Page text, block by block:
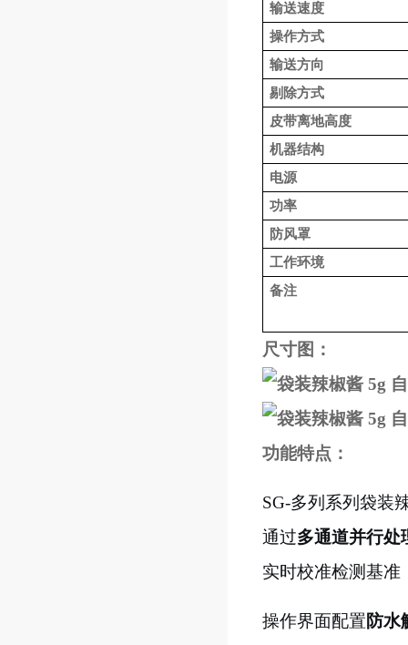
输送速度
操作方式
输送方向
剔除方式
皮带离地高度
机器结构
电源
功率
防风罩
工作环境
备注
尺寸图：
功能特点：
SG-多列系列袋装
通过多通道并行处
实时校准检测基准
操作界面配置防水